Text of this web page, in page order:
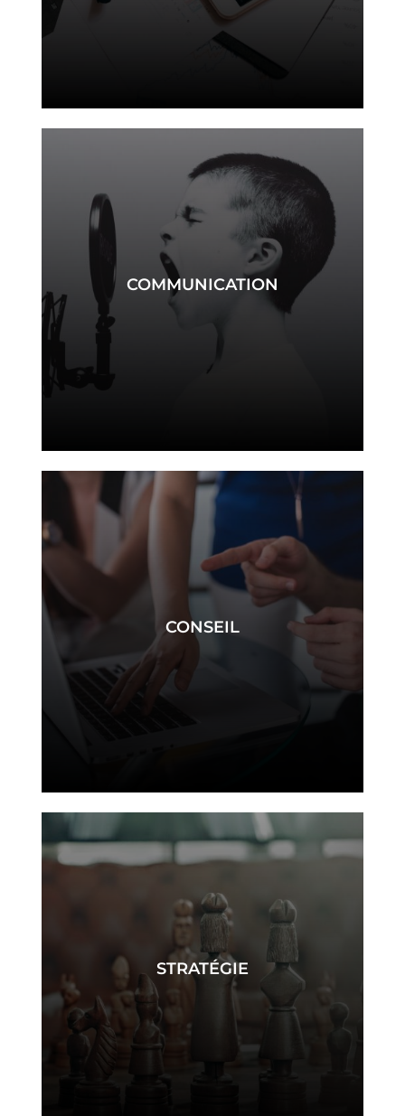
audit
COMMUNICATION
CONSEIL
STRATÉGIE